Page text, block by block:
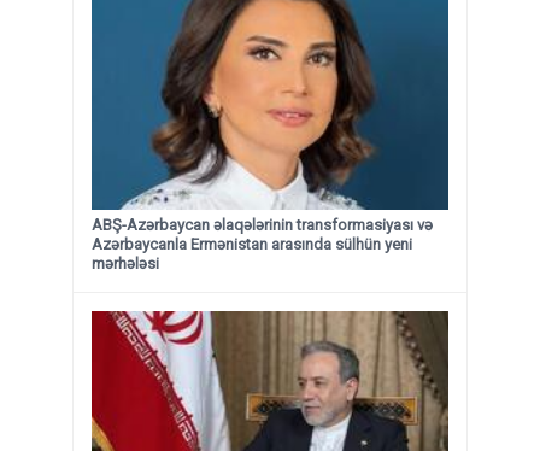
ABŞ-Azərbaycan əlaqələrinin transformasiyası və
Azərbaycanla Ermənistan arasında sülhün yeni
mərhələsi